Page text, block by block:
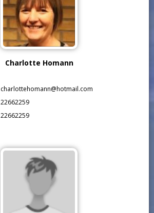
Charlotte Homann
charlottehomann@hotmail.com
22662259
22662259